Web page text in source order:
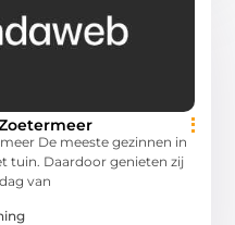
De meeste gezinnen in
tuin. Daardoor genieten zij
van